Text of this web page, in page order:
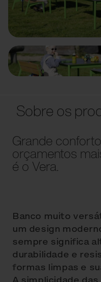
Anterior
Sobre os
Grande
orçamentos
é o Vera.
Banco muito
um design
sempre significa
durabilidade e
formas limpas e